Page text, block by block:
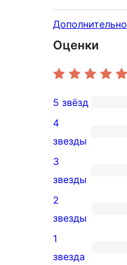
Дополнительно
Оценки
2
5-
звездный
отзыв
5 звёзд
0
4-
звездный
отзыв
4
звезды
0
3-
звездный
отзыв
3
звезды
0
2-
звездный
2
звезды
0
1
звезда